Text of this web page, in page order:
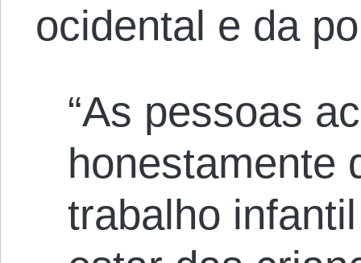
ocidental e da
“As pessoas
honestamente
trabalho